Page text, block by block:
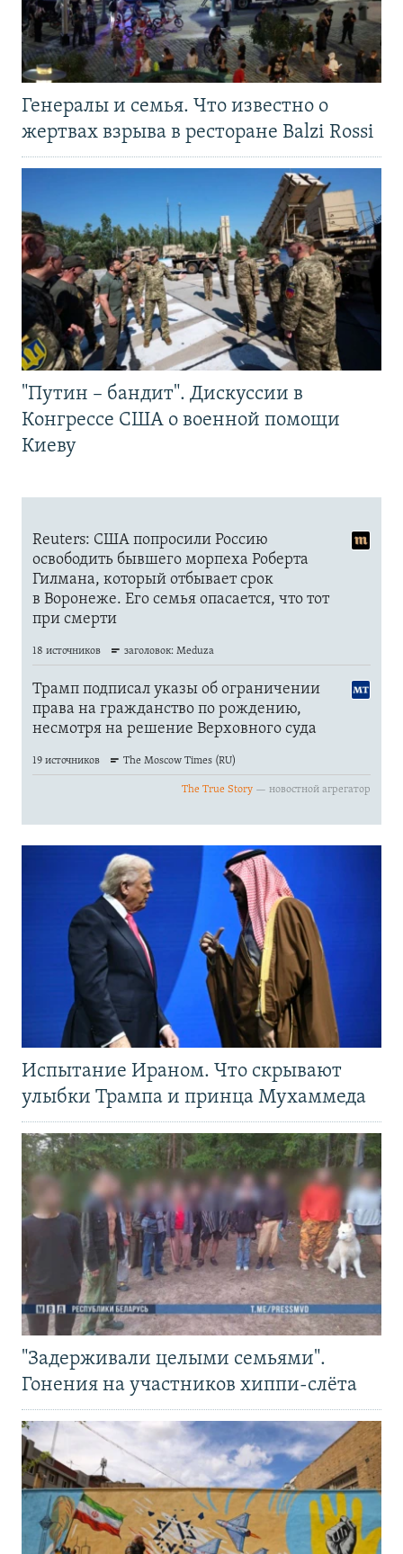
Генералы и семья. Что известно о
жертвах взрыва в ресторане Balzi Rossi
"Путин – бандит". Дискуссии в
Конгрессе США о военной помощи
Киеву
Испытание Ираном. Что скрывают
улыбки Трампа и принца Мухаммеда
"Задерживали целыми семьями".
Гонения на участников хиппи-слёта